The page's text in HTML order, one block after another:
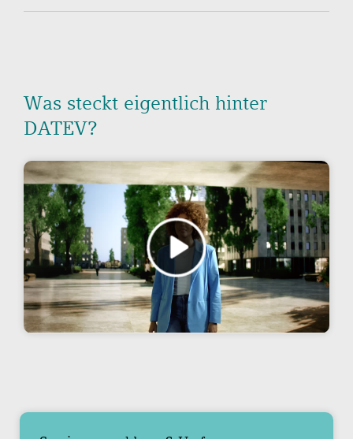
Was steckt eigentlich hinter
DATEV?